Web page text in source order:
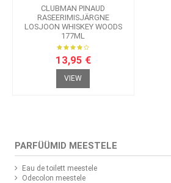
CLUBMAN PINAUD
RASEERIMISJÄRGNE
LOSJOON WHISKEY WOODS
177ML
13,95 €
VIEW
PARFÜÜMID MEESTELE
Eau de toilett meestele
Odecolon meestele